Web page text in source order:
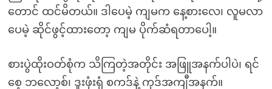
တောင် ထင်မိတယ်။ ဒါပေမဲ့ ကျမက နေ့စားလေ၊ လူမလာ
ပေမဲ့ ဆိုင်ဖွင့်ထားတော့ ကျမ ပိုက်ဆံရတာပေါ့။
စားပွဲထိုးဝတ်စုံက သိကြတဲ့အတိုင်း အဖြူအနက်ပါပဲ၊ ရင်
စေ့ ဘလော့စ်၊ ဒူးဖုံးရုံ စကဒ်နဲ့ ကုဒ်အကျီအနက်။